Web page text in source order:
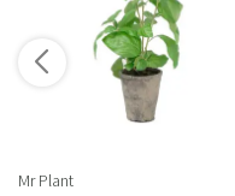
Mr Plant